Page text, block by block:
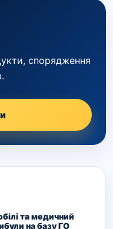
спорядження
та медичний
на базу ГО